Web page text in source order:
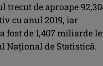
trecut de aproape
cu anul 2019, iar
de 1,407 miliarde
Naţional de Statistică.